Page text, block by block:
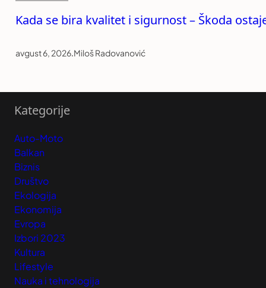
Kada se bira kvalitet i sigurnost – Škoda
avgust 6, 2026.Miloš Radovanović
Kategorije
Auto-Moto
Balkan
Biznis
Društvo
Ekologija
Ekonomija
Evropa
Izbori 2023
Kultura
Lifestyle
Nauka i tehnologija